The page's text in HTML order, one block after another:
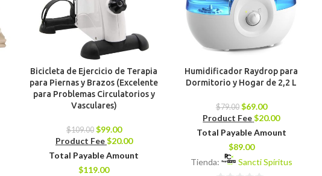
Bicicleta de Ejercicio de Terapia
para Piernas y Brazos (Excelente
para Problemas Circulatorios y
Vasculares)
$109.00 $99.00
Product Fee$20.00
Total Payable Amount
$119.00
Humidificador Raydrop para
Dormitorio y Hogar de 2,2 L
$79.00 $69.00
Product Fee$20.00
Total Payable Amount
$89.00
Tienda:
Sancti Spíritus